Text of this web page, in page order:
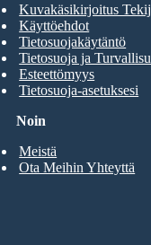
Noin
Meistä
Ota Meihin Yhteyttä
Kuvakäsikirjoitus
Käyttöehdot
Tietosuojakäytäntö
Tietosuoja ja
Esteettömyys
Tietosuoja-asetuksesi